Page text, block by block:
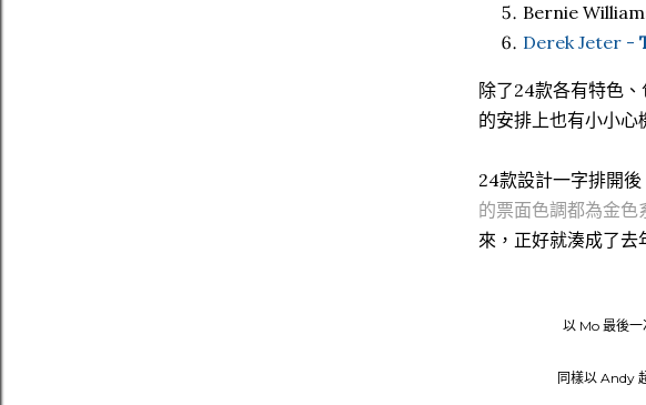
Bernie
Derek Jeter -
除了24款各有特色
的安排上也有小小心
24款設計一字排開
的票面色調都為金色
來，正好就湊成了
以 Mo 最後
同樣以 Andy